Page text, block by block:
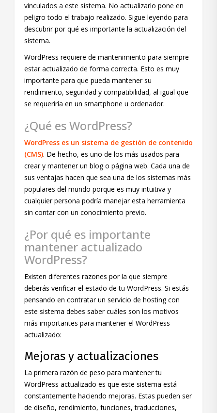
vinculados a este sistema. No actualizarlo pone en
peligro todo el trabajo realizado. Sigue leyendo para
descubrir por qué es importante la actualización del
sistema.
WordPress requiere de mantenimiento para siempre
estar actualizado de forma correcta. Esto es muy
importante para que pueda mantener su
rendimiento, seguridad y compatibilidad, al igual que
se requeriría en un smartphone u ordenador.
¿Qué es WordPress?
WordPress es un sistema de gestión de contenido
(CMS). De hecho, es uno de los más usados para
crear y mantener un blog o página web. Cada una de
sus ventajas hacen que sea una de los sistemas más
populares del mundo porque es muy intuitiva y
cualquier persona podría manejar esta herramienta
sin contar con un conocimiento previo.
¿Por qué es importante
mantener actualizado
WordPress?
Existen diferentes razones por la que siempre
deberás verificar el estado de tu WordPress. Si estás
pensando en contratar un servicio de hosting con
este sistema debes saber cuáles son los motivos
más importantes para mantener el WordPress
actualizado:
Mejoras y actualizaciones
La primera razón de peso para mantener tu
WordPress actualizado es que este sistema está
constantemente haciendo mejoras. Estas pueden ser
de diseño, rendimiento, funciones, traducciones,